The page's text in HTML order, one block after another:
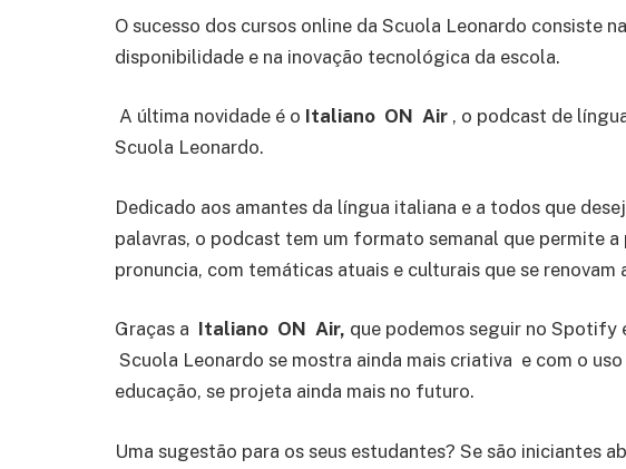
O sucesso dos cursos online da Scuola Leonardo consiste
disponibilidade e na inovação tecnológica da escola.
A última novidade é o Italiano ON Air , o podcast de
Scuola Leonardo.
Dedicado aos amantes da língua italiana e a todos que
palavras, o podcast tem um formato semanal que permite
pronuncia, com temáticas atuais e culturais que se renovam
Graças a Italiano ON Air, que podemos seguir no Spotify
Scuola Leonardo se mostra ainda mais criativa e com o
educação, se projeta ainda mais no futuro.
Uma sugestão para os seus estudantes? Se são iniciantes